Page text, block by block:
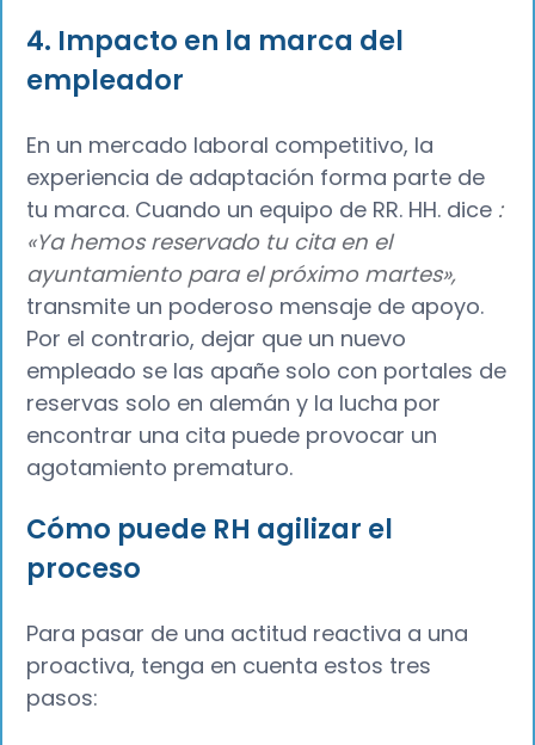
4. Impacto en la marca del
empleador
En un mercado laboral competitivo, la
experiencia de adaptación forma parte de
tu marca. Cuando un equipo de RR. HH. dice :
«Ya hemos reservado tu cita en el
ayuntamiento para el próximo martes»,
transmite un poderoso mensaje de apoyo.
Por el contrario, dejar que un nuevo
empleado se las apañe solo con portales de
reservas solo en alemán y la lucha por
encontrar una cita puede provocar un
agotamiento prematuro.
Cómo puede RH agilizar el
proceso
Para pasar de una actitud reactiva a una
proactiva, tenga en cuenta estos tres
pasos: